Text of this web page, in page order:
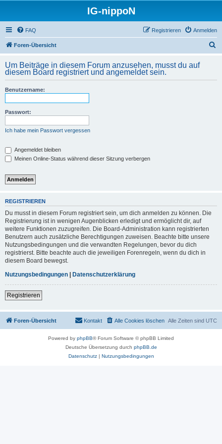
IG-nippoN
FAQ Anmelden
Registrieren
Foren-Übersicht
h
Um Beiträge in diesem Forum anzusehen, musst du auf
diesem Board registriert und angemeldet sein.
Benutzername:
Passwort:
Ich habe mein Passwort vergessen
Angemeldet bleiben
Meinen Online-Status während dieser Sitzung verbergen
REGISTRIEREN
Du musst in diesem Forum registriert sein, um dich anmelden zu können. Die
Registrierung ist in wenigen Augenblicken erledigt und ermöglicht dir, auf
weitere Funktionen zuzugreifen. Die Board-Administration kann registrierten
Benutzern auch zusätzliche Berechtigungen zuweisen. Beachte bitte unsere
Nutzungsbedingungen und die verwandten Regelungen, bevor du dich
registrierst. Bitte beachte auch die jeweiligen Forenregeln, wenn du dich in
diesem Board bewegst.
Nutzungsbedingungen | Datenschutzerklärung
Registrieren
Foren-Übersicht Alle Zeiten sind UTC
Alle Cookies löschen
Kontakt
Powered by phpBB® Forum Software © phpBB Limited
Deutsche Übersetzung durch phpBB.de
Datenschutz| Nutzungsbedingungen